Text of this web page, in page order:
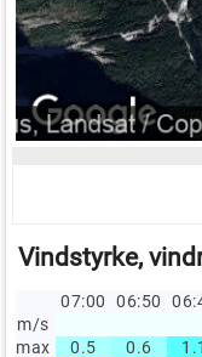
Vindstyrke,
07:00 06:50
m/s
max
0.5 0.6 1.1